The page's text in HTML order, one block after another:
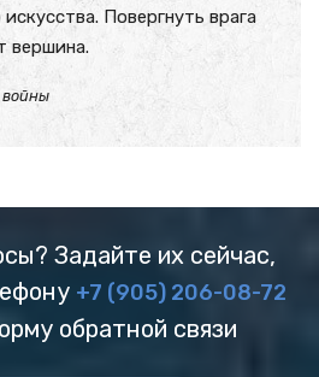
Повергнуть врага
вершина.
войны
Задайте их сейчас,
+7 (905) 206-08-72
обратной связи